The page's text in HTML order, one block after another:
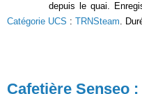
depuis le quai.
Catégorie UCS : TRNSteam.
Cafetière Senseo